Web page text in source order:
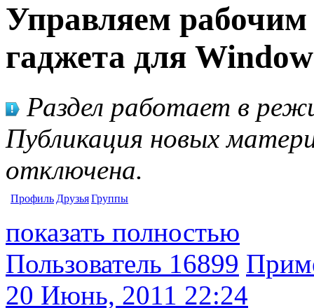
Управляем
гаджета для
Раздел работает в
Публикация новых
отключена.
Профиль ДрузьяГруппы
показать полностью
Пользователь 16899
20 Июнь, 2011 22:24